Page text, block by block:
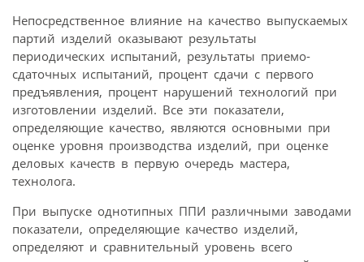
Непосредственное влияние на качество выпускаемых
партий изделий оказывают результаты
периодических испытаний, результаты приемо-
сдаточных испытаний, процент сдачи с первого
предъявления, процент нарушений технологий при
изготовлении изделий. Все эти показатели,
определяющие качество, являются основными при
оценке уровня производства изделий, при оценке
деловых качеств в первую очередь мастера,
технолога.
При выпуске однотипных ППИ различными заводами
показатели, определяющие качество изделий,
определяют и сравнительный уровень всего